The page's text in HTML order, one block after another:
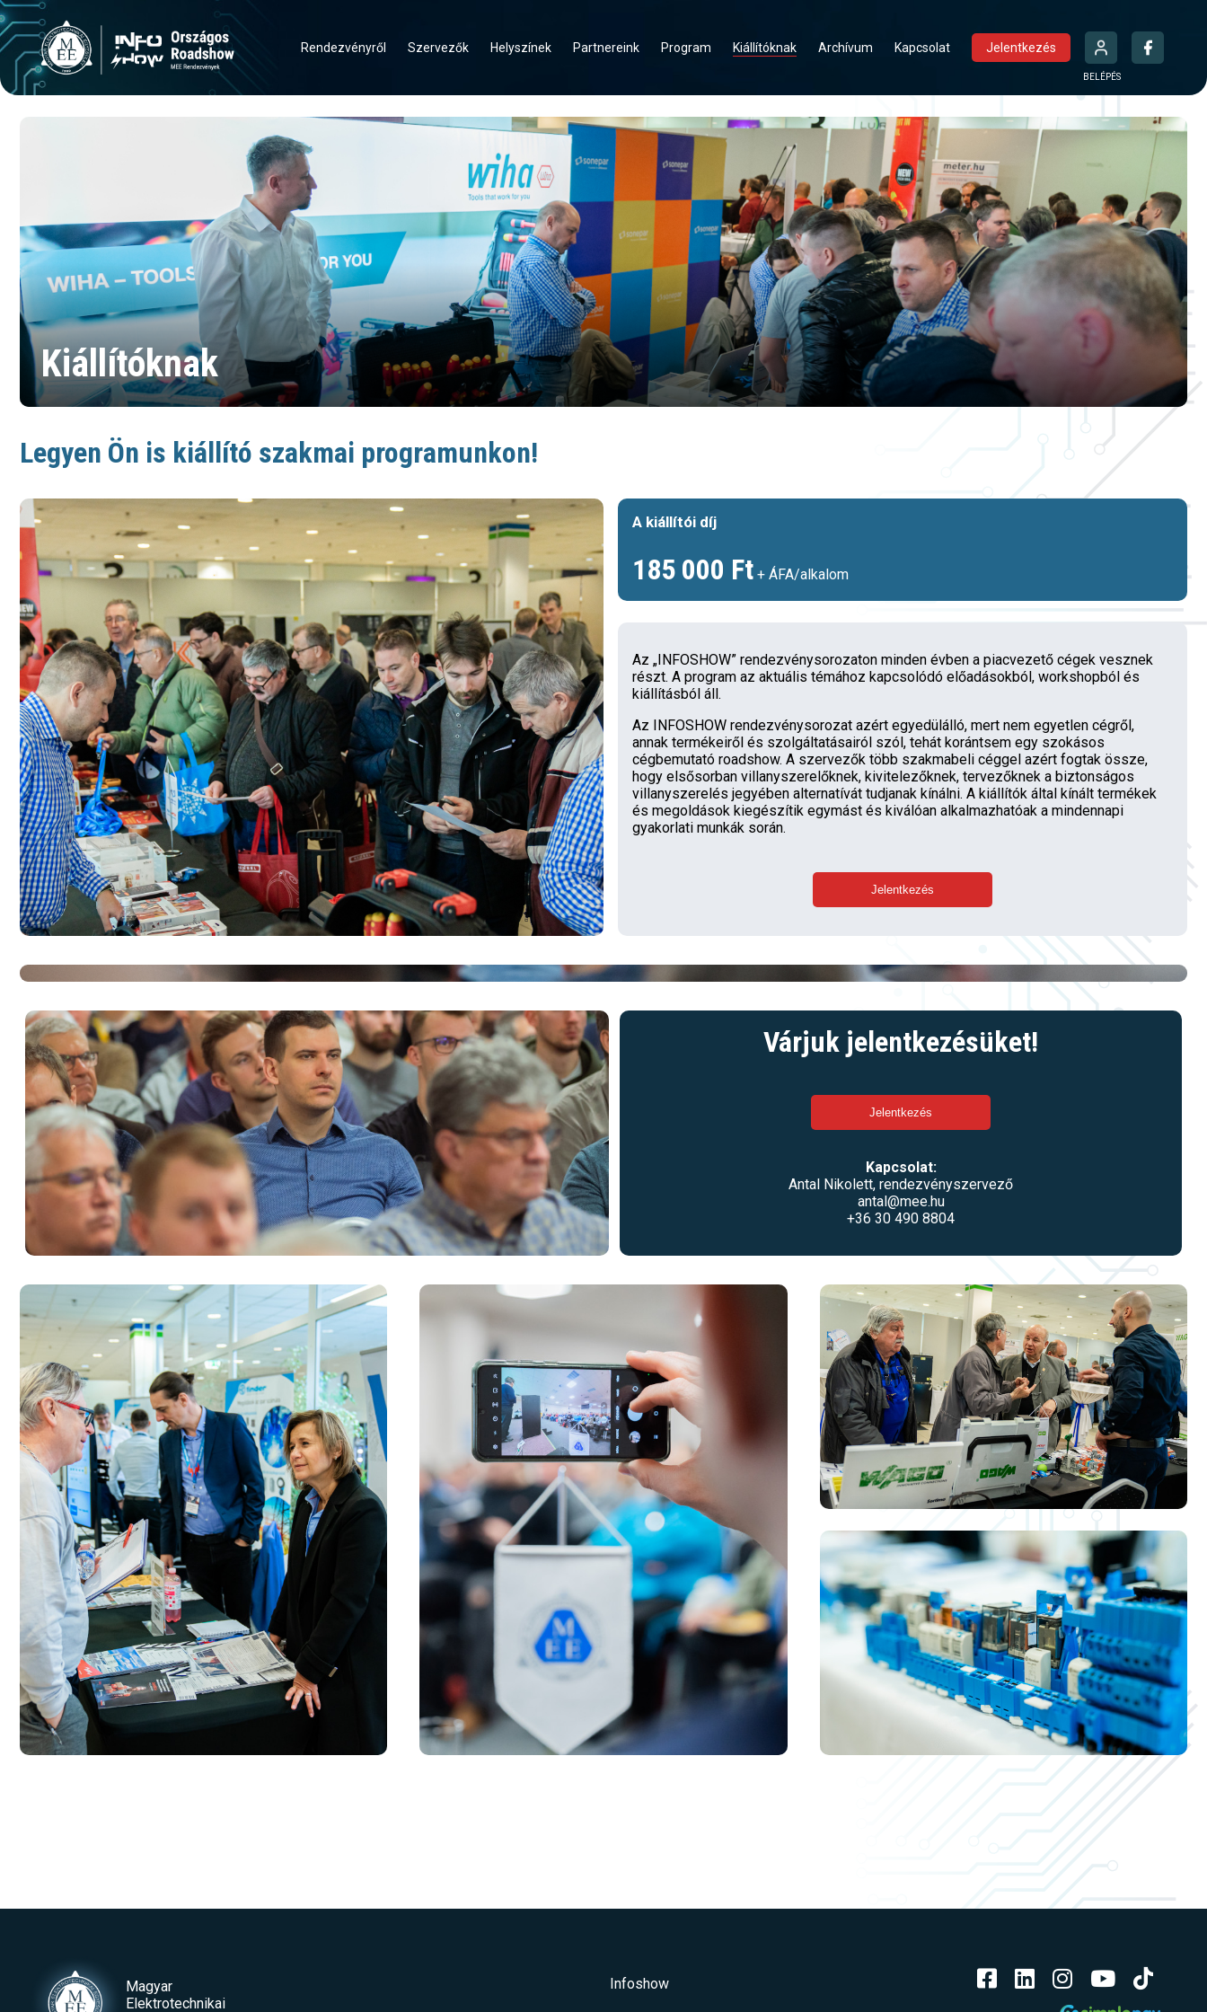
Rendezvényről Szervezők Helyszínek Partnereink Program Kiállítóknak Archívum Kapcsolat Jelentkezés
Kiállítóknak
Legyen Ön is kiállító szakmai programunkon!
A kiállítói díj
185 000 Ft + ÁFA/alkalom
Az „INFOSHOW” rendezvénysorozaton minden évben a piacvezető cégek vesznek
részt. A program az aktuális témához kapcsolódó előadásokból, workshopból és
kiállításból áll.
Az INFOSHOW rendezvénysorozat azért egyedülálló, mert nem egyetlen cégről,
annak termékeiről és szolgáltatásairól szól, tehát korántsem egy szokásos
cégbemutató roadshow. A szervezők több szakmabeli céggel azért fogtak össze,
hogy elsősorban villanyszerelőknek, kivitelezőknek, tervezőknek a biztonságos
villanyszerelés jegyében alternatívát tudjanak kínálni. A kiállítók által kínált termékek
és megoldások kiegészítik egymást és kiválóan alkalmazhatóak a mindennapi
gyakorlati munkák során.
Várjuk jelentkezésüket!
Kapcsolat:
Antal Nikolett, rendezvényszervező
antal@mee.hu
+36 30 490 8804
Magyar
Elektrotechnikai
Infoshow